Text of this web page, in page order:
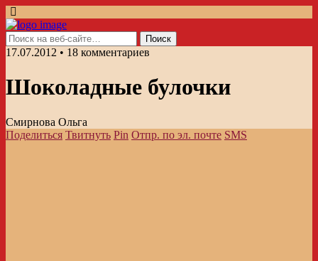
17.07.2012 • 18 комментариев
Шоколадные булочки
Смирнова Ольга
Поделиться Твитнуть Pin Отпр. по эл. почте SMS